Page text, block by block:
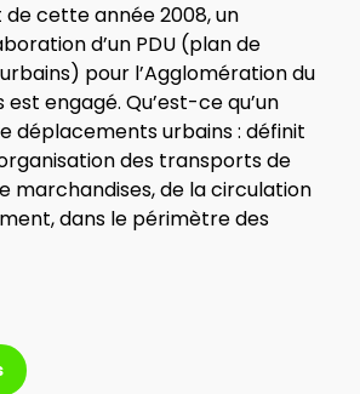
de cette année 2008, un
d’un PDU (plan de
pour l’Agglomération du
est engagé. Qu’est-ce qu’un
déplacements urbains : définit
des transports de
marchandises, de la circulation
dans le périmètre des